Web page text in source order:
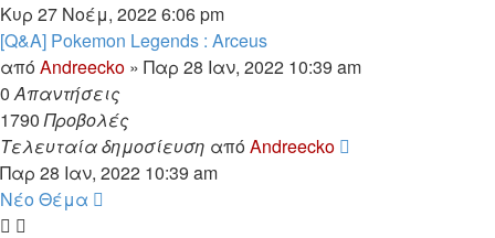
Κυρ 27 Νοέμ, 2022 6:06 pm
[Q&A] Pokemon Legends : Arceus
απόAndreecko » Παρ 28 Ιαν, 2022 10:39 am
0Απαντήσεις
1790Προβολές
Τελευταία δημοσίευση απόAndreecko
Παρ 28 Ιαν, 2022 10:39 am
Νέο Θέμα